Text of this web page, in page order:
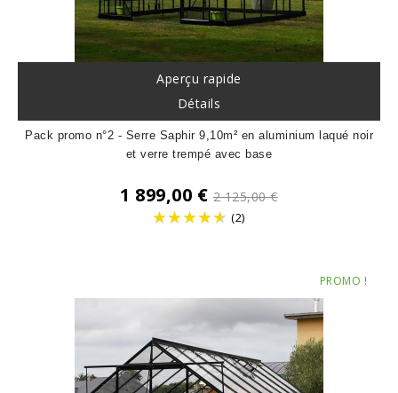
Aperçu rapide
Détails
Pack promo n°2 - Serre Saphir 9,10m² en aluminium laqué noir
et verre trempé avec base
1 899,00 €Prix
de
2 125,00 €
(2)
PROMO !